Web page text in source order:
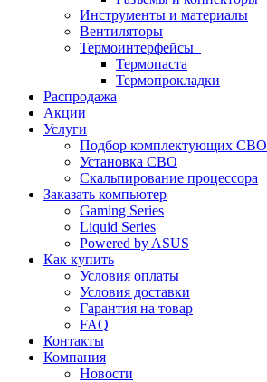
Инструменты и материалы
Вентиляторы
Термоинтерфейсы
Термопаста
Термопрокладки
Распродажа
Акции
Услуги
Подбор комплектующих СВО
Установка СВО
Скальпирование процессора
Заказать компьютер
Gaming Series
Liquid Series
Powered by ASUS
Как купить
Условия оплаты
Условия доставки
Гарантия на товар
FAQ
Контакты
Компания
Новости